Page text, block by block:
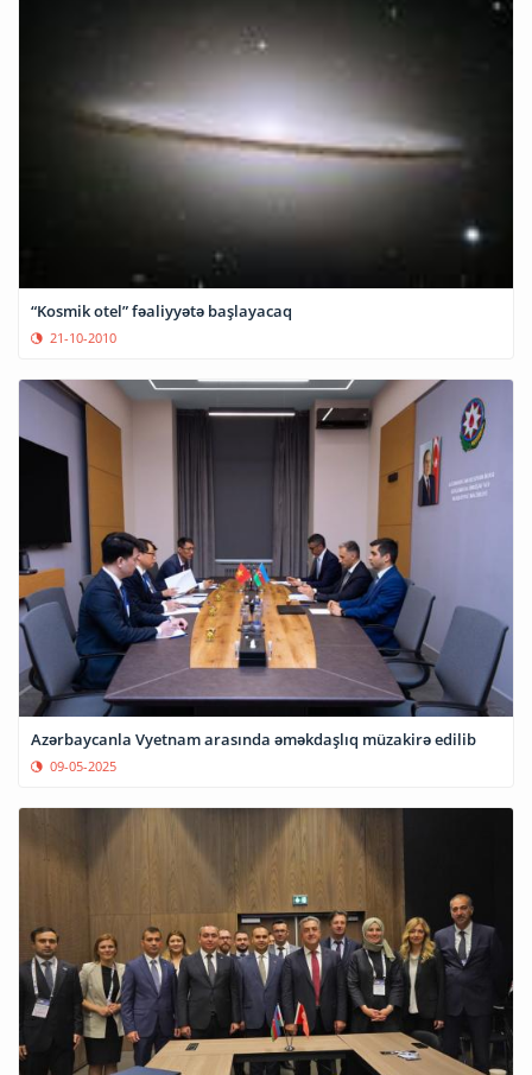
“Kosmik otel” fəaliyyətə başlayacaq
21-10-2010
Azərbaycanla Vyetnam arasında əməkdaşlıq müzakirə edilib
09-05-2025